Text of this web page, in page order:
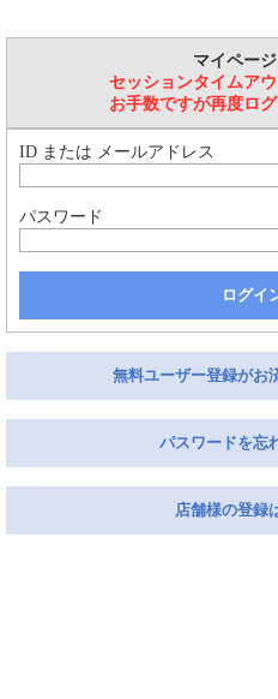
マイペー
セッションタイムア
お手数ですが再度ロ
ID または メールアドレス
パスワード
ログイ
無料ユーザー登録がお
パスワードを忘
店舗様の登録